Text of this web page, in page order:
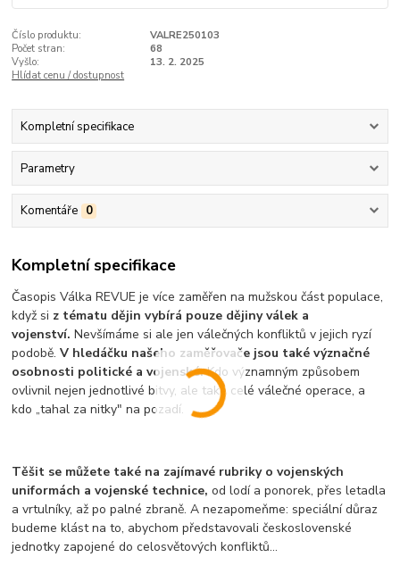
Číslo produktu:
VALRE250103
Počet stran:
68
Vyšlo:
13. 2. 2025
Hlídat cenu / dostupnost
Kompletní specifikace
Parametry
Komentáře 0
Kompletní specifikace
Časopis Válka REVUE je více zaměřen na mužskou část populace,
když si z tématu dějin vybírá pouze dějiny válek a
vojenství. Nevšímáme si ale jen válečných konfliktů v jejich ryzí
podobě.V hledáčku našeho zaměřovače jsou také význačné
osobnosti politické a vojenské.Kdo významným způsobem
ovlivnil nejen jednotlivé bitvy, ale také celé válečné operace, a
kdo „tahal za nitky" na pozadí.
Těšit se můžete také na zajímavé rubriky o vojenských
uniformách a vojenské technice, od lodí a ponorek, přes letadla
a vrtulníky, až po palné zbraně. A nezapomeňme: speciální důraz
budeme klást na to, abychom představovali československé
jednotky zapojené do celosvětových konfliktů...